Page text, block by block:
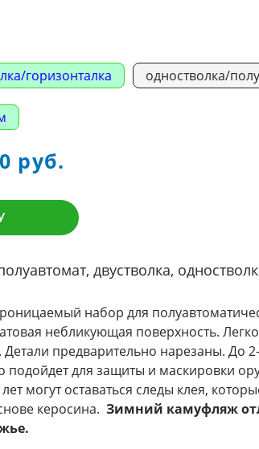
горизонталка одностволка/
руб.
двустволка,
набор для
небликующая поверхность.
предварительно нарезаны. До
подойдет для защиты и маскировки
могут оставаться следы клея,
керосина. Зимний камуфляж